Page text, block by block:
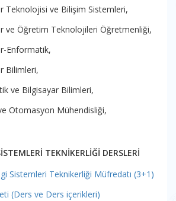
Teknolojisi ve Bilişim Sistemleri,
ve Öğretim Teknolojileri Öğretmenliği,
Enformatik,
Bilimleri,
ve Bilgisayar Bilimleri,
Otomasyon Mühendisliği,
TEKNİKERLİĞİ DERSLERİ
Sistemleri Teknikerliği Müfredatı (3+1)
(Ders ve Ders içerikleri)